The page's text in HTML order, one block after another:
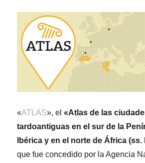
«ATLAS», el«Atlas de las
tardoantiguas en el sur de la
Ibérica y en el norte de África (ss.
que fue concedido por la Agencia